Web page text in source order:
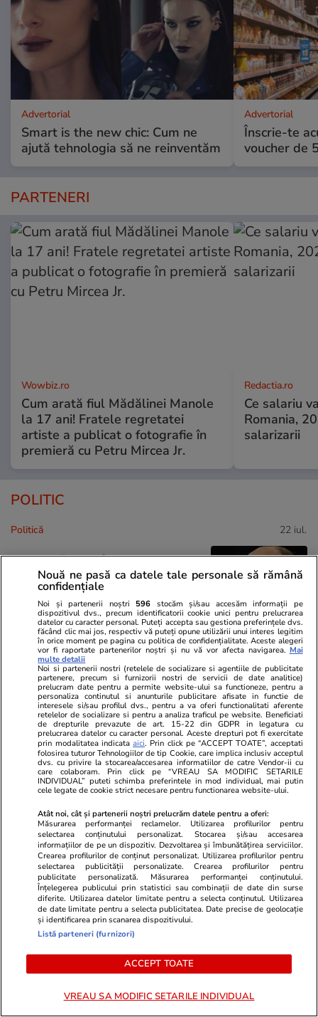
Advertorial
Smart is the new chic: Cum ne
ajută tehnologia să ne reinventăm
Advertorial
Înscrie-te
voucher de
PARTENERI
Wowbiz.ro
Cum arată fiul Mădălinei Manole
la 17 ani! Fratele regretatei
artiste a publicat o fotografie în
premieră cu Petru Mircea Jr.
Redactia.ro
Ce salariu
Romania,
salarizarii
POLITIC
Politică 22 iul.
Traian Băsescu îi cere lui
Nicușor Dan să se grăbească cu
a doua desemnare de premier
și spune că „nu-l obligă nimeni”
să declanșeze alegeri anticipate
Analiză
Politică 22 iul.
Fostul președinte al CCR,
Augustin Zegrean, după ce
Justiția a decis suspendarea
inițierii Legii salarizării
bugetarilor: „Nu-i treaba
Justiției să se amestece în
legiferare”
PARTENERI
Nouă ne pasă ca datele tale personale să rămână
confidențiale
Noi și partenerii noștri 596 stocăm și/sau accesăm informații pe
dispozitivul dvs., precum identificatorii cookie unici pentru prelucrarea
datelor cu caracter personal. Puteți accepta sau gestiona preferințele dvs.
făcând clic mai jos, respectiv vă puteți opune utilizării unui interes legitim
în orice moment pe pagina cu politica de confidențialitate. Aceste alegeri
vor fi raportate partenerilor noștri și nu vă vor afecta navigarea. Mai
multe detalii
Noi si partenerii nostri (retelele de socializare si agentiile de publicitate
partenere, precum si furnizorii nostri de servicii de date analitice)
prelucram date pentru a permite website-ului sa functioneze, pentru a
personaliza continutul si anunturile publicitare afisate in functie de
interesele si/sau profilul dvs., pentru a va oferi functionalitati aferente
retelelor de socializare si pentru a analiza traficul pe website. Beneficiati
de drepturile prevazute de art. 15-22 din GDPR in legatura cu
prelucrarea datelor cu caracter personal. Aceste drepturi pot fi exercitate
prin modalitatea indicataaici. Prin click pe “ACCEPT TOATE”, acceptati
folosirea tuturor Tehnologiilor de tip Cookie, care implica inclusiv acceptul
dvs. cu privire la stocarea/accesarea informatiilor de catre Vendor-ii cu
care colaboram. Prin click pe “VREAU SA MODIFIC SETARILE
INDIVIDUAL” puteti schimba preferintele in mod individual, mai putin
cele legate de cookie strict necesare pentru functionarea website-ului.
Atât noi, cât și partenerii noștri prelucrăm datele pentru a oferi:
Măsurarea performanței reclamelor. Utilizarea profilurilor pentru
selectarea conținutului personalizat. Stocarea și/sau accesarea
informațiilor de pe un dispozitiv. Dezvoltarea și îmbunătățirea serviciilor.
Crearea profilurilor de conținut personalizat. Utilizarea profilurilor pentru
selectarea publicității personalizate. Crearea profilurilor pentru
publicitate personalizată. Măsurarea performanței conținutului.
Înțelegerea publicului prin statistici sau combinații de date din surse
diferite. Utilizarea datelor limitate pentru a selecta conținutul. Utilizarea
de date limitate pentru a selecta publicitatea. Date precise de geolocație
și identificarea prin scanarea dispozitivului.
Listă parteneri (furnizori)
ACCEPT TOATE
VREAU SA MODIFIC SETARILE INDIVIDUAL